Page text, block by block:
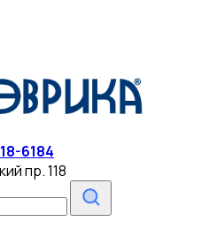
6184
пр. 118